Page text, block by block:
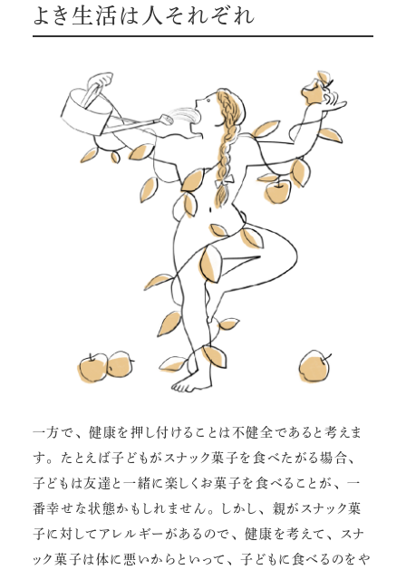
よき生活は人それぞれ
一方で、健康を押し付けることは不健全であると考えま
す。たとえば子どもがスナック菓子を食べたがる場合、
子どもは友達と一緒に楽しくお菓子を食べることが、一
番幸せな状態かもしれません。しかし、親がスナック菓
子に対してアレルギーがあるので、健康を考えて、スナ
ック菓子は体に悪いからといって、子どもに食べるのをや